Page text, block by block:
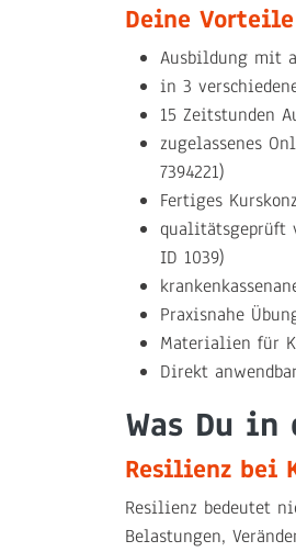
Deine
Ausbildung mit
in 3
15 Zeitstunden
zugelassenes
7394221)
Fertiges
qualitätsgeprüft
ID 1039)
Praxisnahe
Materialien für
Direkt
Was Du
Resilienz bei
Resilienz bedeutet
Belastungen,